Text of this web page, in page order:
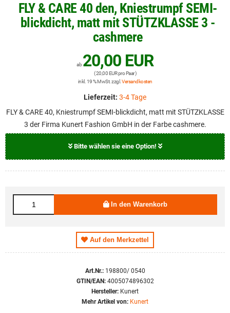
FLY & CARE 40 den, Kniestrumpf SEMI-
blickdicht, matt mit STÜTZKLASSE 3 -
cashmere
ab 20,00 EUR
( 20,00 EUR pro Paar )
inkl. 19 % MwSt. zzgl. Versandkosten
Lieferzeit: 3-4 Tage
FLY & CARE 40, Kniestrumpf SEMI-blickdicht, matt mit STÜTZKLASSE
3 der Firma Kunert Fashion GmbH in der Farbe cashmere.
Bitte wählen sie eine Option!
35 - 38
39 - 42 20,00 EUR
In den Warenkorb
Auf den Merkzettel
Art.Nr.:198800/ 0540
GTIN/EAN:4005074896302
Hersteller: Kunert
Mehr Artikel von: Kunert